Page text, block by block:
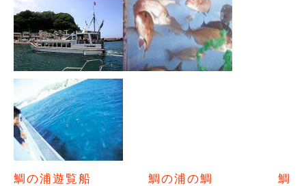
鯛の浦遊覧船 鯛の浦の鯛
鯛